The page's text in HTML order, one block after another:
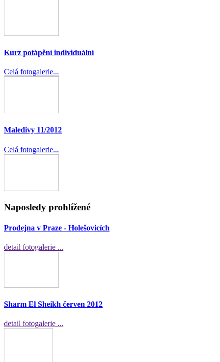
Kurz potápění individuální
Celá fotogalerie...
Maledivy 11/2012
Celá fotogalerie...
Naposledy prohlížené
Prodejna v Praze - Holešovicích
detail fotogalerie ...
Sharm El Sheikh červen 2012
detail fotogalerie ...